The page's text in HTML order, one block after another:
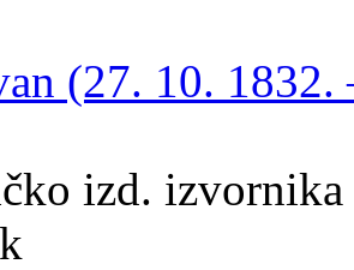
(27. 10. 1832.
izd. izvornika